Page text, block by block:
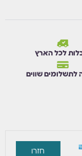
לכל הארץ
לתשלומים שווים
חזרו